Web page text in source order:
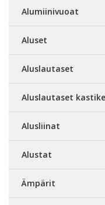
Alumiinivuoat
Aluset
Aluslautaset
Aluslautaset
Alusliinat
Alustat
Ämpärit